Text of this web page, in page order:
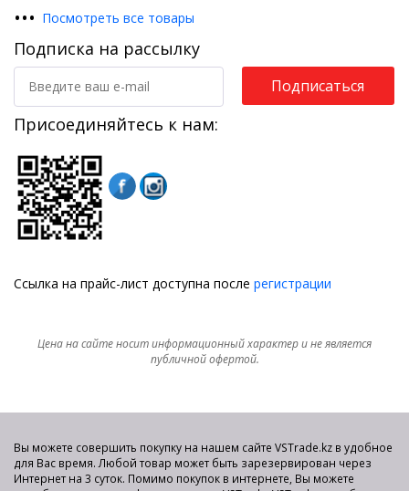
••• Посмотреть все товары
Подписка на рассылку
Подписаться
Присоединяйтесь к нам:
Ссылка на прайс-лист доступна после регистрации
Цена на сайте носит информационный характер и не является
публичной офертой.
Вы можете совершить покупку на нашем сайте VSTrade.kz в удобное
для Вас время. Любой товар может быть зарезервирован через
Интернет на 3 суток. Помимо покупок в интернете, Вы можете